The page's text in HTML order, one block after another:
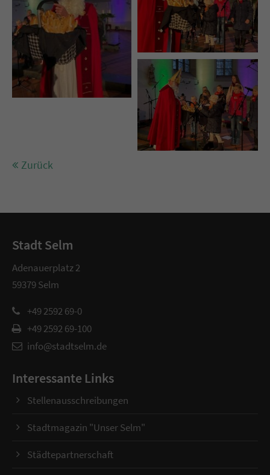
Zurück
Stadt Selm
Adenauerplatz 2
59379 Selm
+49 2592 69-0
+49 2592 69-100
info@stadtselm.de
Interessante Links
Stellenausschreibungen
Stadtmagazin "Unser Selm"
Städtepartnerschaft